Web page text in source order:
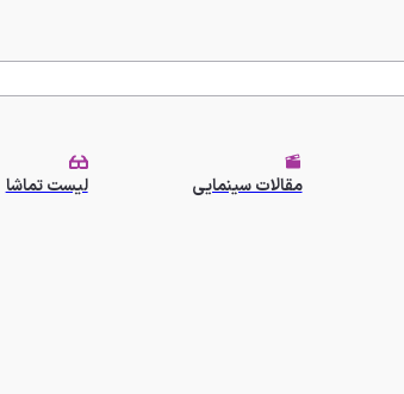
مقالات سینمایی لیست تماشا